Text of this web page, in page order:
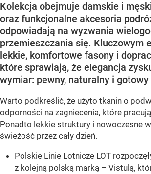
Kolekcja obejmuje damskie i
oraz funkcjonalne akcesoria
odpowiadają na wyzwania
przemieszczania się. Kluczowym
lekkie, komfortowe fasony i
które sprawiają, że elegancja
wymiar: pewny, naturalny i gotowy
Warto podkreślić, że użyto tkanin o
odporności na zagniecenia, które
Ponadto lekkie struktury i nowoczesne
świeżość przez cały dzień.
Polskie Linie Lotnicze LOT
z kolejną polską marką – Vistulą,